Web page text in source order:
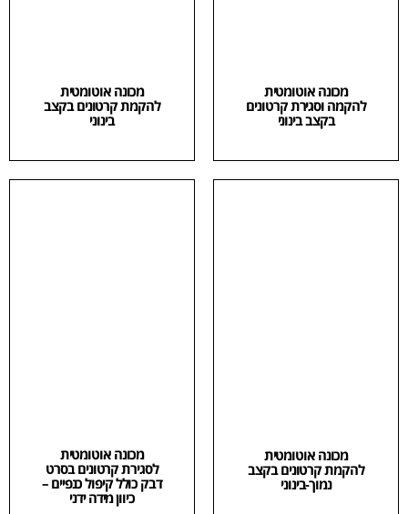
מכונה אוטומטית
להקמה וסגירת קרטונים
בקצב בינוני
מכונה אוטומטית
להקמת קרטונים בקצב
בינוני
מכונה אוטומטית
להקמת קרטונים בקצב
נמוך-בינוני
מכונה אוטומטית
לסגירת קרטונים בסרט
דבק כולל קיפול כנפיים –
כיוון מידה ידני